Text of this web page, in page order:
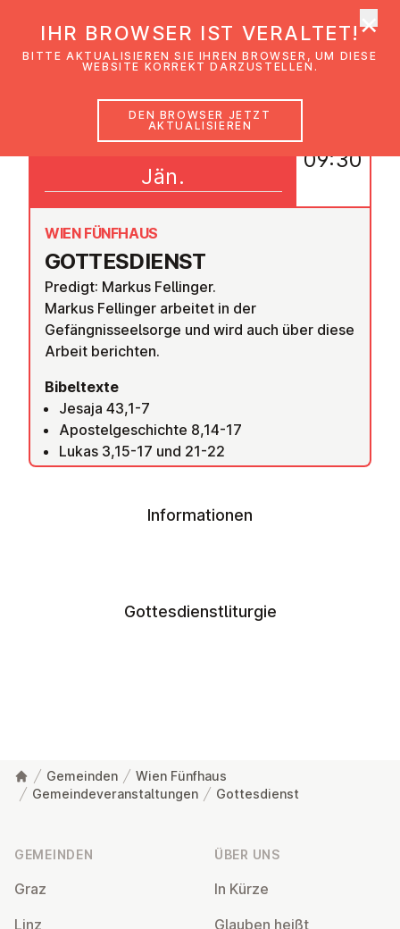
GOT­TES­DIENST
WIEN FÜNFHAUS
Predigt: Markus Fellinger.
Markus Fellinger arbeitet in der
Gefängnisseelsorge und wird auch über diese
Arbeit berichten.
Bibeltexte
Jesaja 43,1-7
Apostelgeschichte 8,14-17
Lukas 3,15-17 und 21-22
12
Jän.
09:30
Informationen
Gottesdienstliturgie
Gemeinden
Wien Fünfhaus
Gemeindeveranstaltungen
Gottesdienst
GEMEINDEN
Graz
Linz
ÜBER UNS
In Kürze
Glauben heißt
IHR BROWSER IST VERALTET!
BITTE AKTUALISIEREN SIE IHREN BROWSER, UM DIESE
WEBSITE KORREKT DARZUSTELLEN.
DEN BROWSER JETZT
AKTUALISIEREN
×